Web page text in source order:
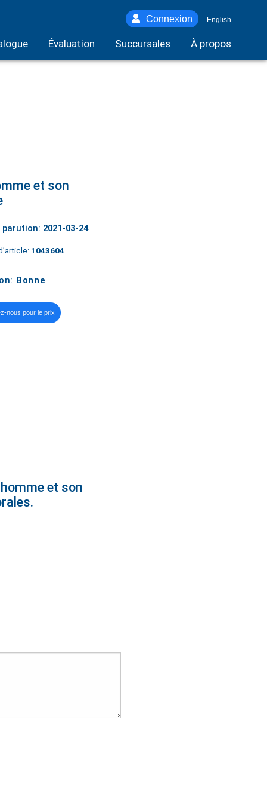
Connexion English
Évaluation Succursales À propos
et son
parution: 2021-03-24
1043604
Bonne
nous pour le prix
et son